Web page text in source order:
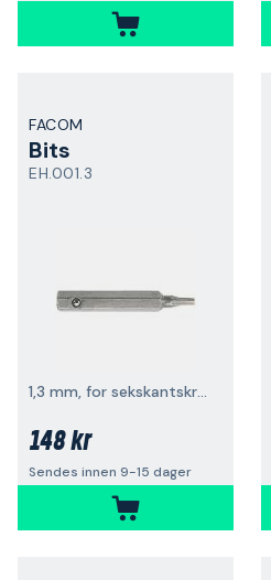
FACOM
Bits
EH.001.3
1,3 mm, for sekskantskrue
148 kr
Sendes innen 9-15 dager